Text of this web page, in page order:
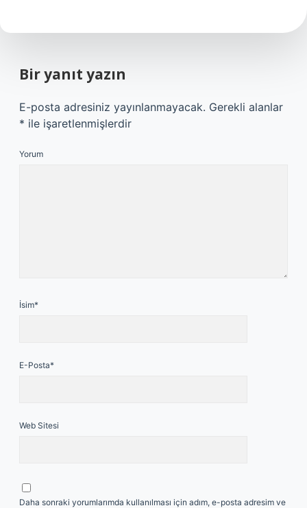
Bir yanıt yazın
E-posta adresiniz yayınlanmayacak. Gerekli alanlar
* ile işaretlenmişlerdir
Yorum
İsim*
E-Posta*
Web Sitesi
Daha sonraki yorumlarımda kullanılması için adım, e-posta adresim ve